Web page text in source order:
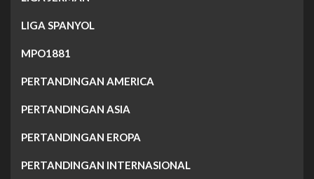
LIGA SPANYOL
MPO1881
PERTANDINGAN AMERICA
PERTANDINGAN ASIA
PERTANDINGAN EROPA
PERTANDINGAN INTERNASIONAL